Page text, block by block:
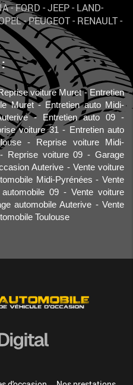
-FORD -JEEP- LAND-
-PEUGEOT- RENAULT-
voiture Muret
Entretien
Muret
Entretien auto Midi-
Entretien auto 09
voiture 31
Entretien auto
Reprise voiture Midi-
Reprise voiture 09
Garage
Auterive
Vente voiture
Midi-Pyrénées
Vente
09
Vente voiture
automobile Auterive
Vente
Toulouse